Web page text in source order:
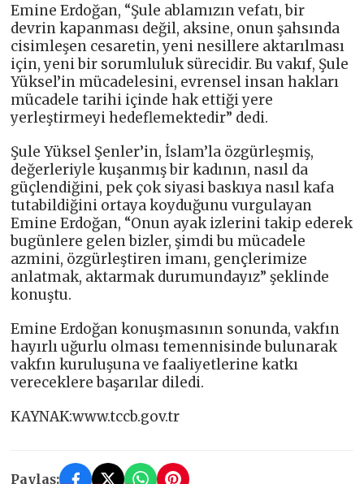
Emine Erdoğan, “Şule ablamızın vefatı, bir
devrin kapanması değil, aksine, onun şahsında
cisimleşen cesaretin, yeni nesillere aktarılması
için, yeni bir sorumluluk sürecidir. Bu vakıf, Şule
Yüksel’in mücadelesini, evrensel insan hakları
mücadele tarihi içinde hak ettiği yere
yerleştirmeyi hedeflemektedir” dedi.
Şule Yüksel Şenler’in, İslam’la özgürleşmiş,
değerleriyle kuşanmış bir kadının, nasıl da
güçlendiğini, pek çok siyasi baskıya nasıl kafa
tutabildiğini ortaya koyduğunu vurgulayan
Emine Erdoğan, “Onun ayak izlerini takip ederek
bugünlere gelen bizler, şimdi bu mücadele
azmini, özgürleştiren imanı, gençlerimize
anlatmak, aktarmak durumundayız” şeklinde
konuştu.
Emine Erdoğan konuşmasının sonunda, vakfın
hayırlı uğurlu olması temennisinde bulunarak
vakfın kuruluşuna ve faaliyetlerine katkı
vereceklere başarılar diledi.
KAYNAK:www.tccb.gov.tr
Paylaş: